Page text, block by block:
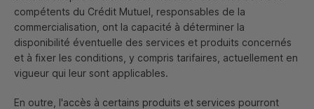
compétents du Crédit Mutuel, responsables de la
commercialisation, ont la capacité à déterminer la
disponibilité éventuelle des services et produits concernés
et à fixer les conditions, y compris tarifaires, actuellement en
vigueur qui leur sont applicables.
En outre, l'accès à certains produits et services pourront